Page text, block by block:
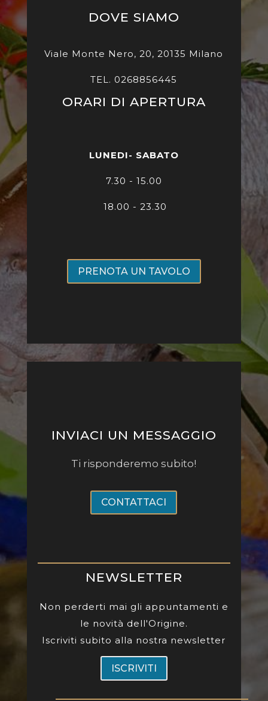
DOVE SIAMO
Viale Monte Nero, 20, 20135 Milano
TEL. 0268856445
ORARI DI APERTURA
LUNEDI- SABATO
7.30 - 15.00
18.00 - 23.30
PRENOTA UN TAVOLO
INVIACI UN MESSAGGIO
Ti risponderemo subito!
CONTATTACI
NEWSLETTER
Non perderti mai gli appuntamenti e
le novità dell'Origine.
Iscriviti subito alla nostra newsletter
ISCRIVITI